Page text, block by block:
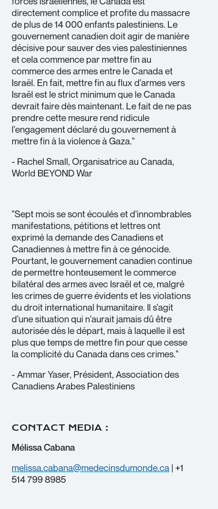
directement complice et profite du massacre
de plus de 14 000 enfants palestiniens. Le
gouvernement canadien doit agir de manière
décisive pour sauver des vies palestiniennes
et cela commence par mettre fin au
commerce des armes entre le Canada et
Israël. En fait, mettre fin au flux d'armes vers
Israël est le strict minimum que le Canada
devrait faire dès maintenant. Le fait de ne pas
prendre cette mesure rend ridicule
l'engagement déclaré du gouvernement à
mettre fin à la violence à Gaza."
- Rachel Small, Organisatrice au Canada,
World BEYOND War
"Sept mois se sont écoulés et d'innombrables
manifestations, pétitions et lettres ont
exprimé la demande des Canadiens et
Canadiennes à mettre fin à ce génocide.
Pourtant, le gouvernement canadien continue
de permettre honteusement le commerce
bilatéral des armes avec Israël et ce, malgré
les crimes de guerre évidents et les violations
du droit international humanitaire. Il s'agit
d'une situation qui n'aurait jamais dû être
autorisée dès le départ, mais à laquelle il est
plus que temps de mettre fin pour que cesse
la complicité du Canada dans ces crimes."
- Ammar Yaser, Président, Association des
Canadiens Arabes Palestiniens
CONTACT MEDIA :
Mélissa Cabana
melissa.cabana@medecinsdumonde.ca| +1
514 799 8985